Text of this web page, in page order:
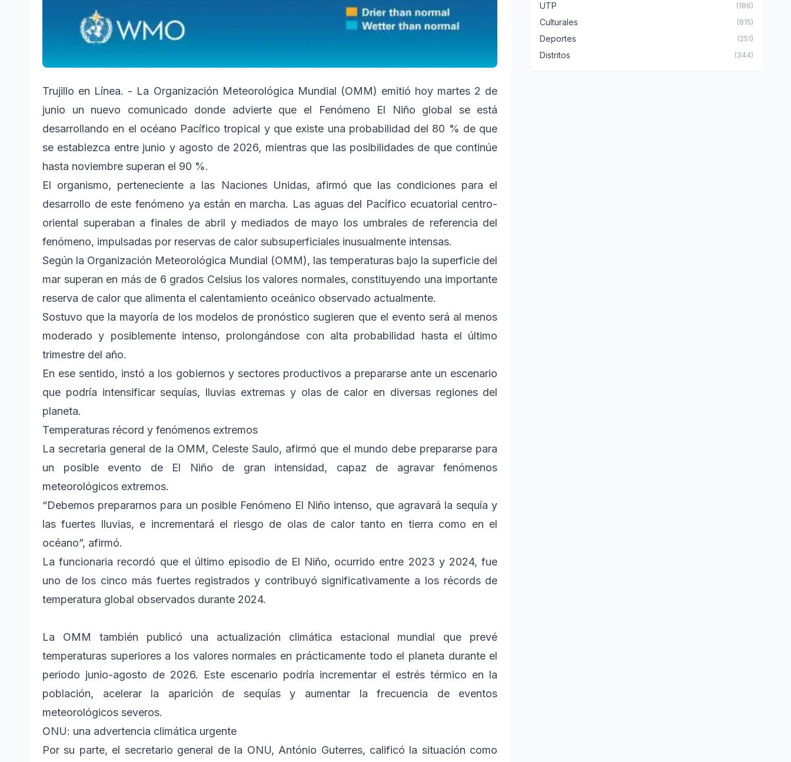
Trujillo en Línea. - La Organización Meteorológica Mundial (OMM) emitió hoy martes 2 de
junio un nuevo comunicado donde advierte que el Fenómeno El Niño global se está
desarrollando en el océano Pacífico tropical y que existe una probabilidad del 80 % de que
se establezca entre junio y agosto de 2026, mientras que las posibilidades de que continúe
hasta noviembre superan el 90 %.
El organismo, perteneciente a las Naciones Unidas, afirmó que las condiciones para el
desarrollo de este fenómeno ya están en marcha. Las aguas del Pacífico ecuatorial centro-
oriental superaban a finales de abril y mediados de mayo los umbrales de referencia del
fenómeno, impulsadas por reservas de calor subsuperficiales inusualmente intensas.
Según la Organización Meteorológica Mundial (OMM), las temperaturas bajo la superficie del
mar superan en más de 6 grados Celsius los valores normales, constituyendo una importante
reserva de calor que alimenta el calentamiento oceánico observado actualmente.
Sostuvo que la mayoría de los modelos de pronóstico sugieren que el evento será al menos
moderado y posiblemente intenso, prolongándose con alta probabilidad hasta el último
trimestre del año.
En ese sentido, instó a los gobiernos y sectores productivos a prepararse ante un escenario
que podría intensificar sequías, lluvias extremas y olas de calor en diversas regiones del
planeta.
Temperaturas récord y fenómenos extremos
La secretaria general de la OMM, Celeste Saulo, afirmó que el mundo debe prepararse para
un posible evento de El Niño de gran intensidad, capaz de agravar fenómenos
meteorológicos extremos.
“Debemos prepararnos para un posible Fenómeno El Niño intenso, que agravará la sequía y
las fuertes lluvias, e incrementará el riesgo de olas de calor tanto en tierra como en el
océano”, afirmó.
La funcionaria recordó que el último episodio de El Niño, ocurrido entre 2023 y 2024, fue
uno de los cinco más fuertes registrados y contribuyó significativamente a los récords de
temperatura global observados durante 2024.
La OMM también publicó una actualización climática estacional mundial que prevé
temperaturas superiores a los valores normales en prácticamente todo el planeta durante el
periodo junio-agosto de 2026. Este escenario podría incrementar el estrés térmico en la
población, acelerar la aparición de sequías y aumentar la frecuencia de eventos
meteorológicos severos.
ONU: una advertencia climática urgente
Por su parte, el secretario general de la ONU, António Guterres, calificó la situación como
UTP (186)
Culturales (815)
Deportes (251)
Distritos (344)